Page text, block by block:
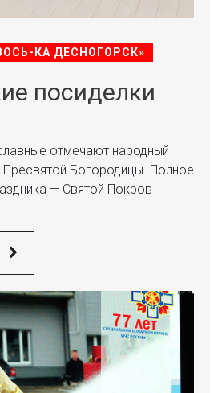
КА ДЕСНОГОРСК»
посиделки
отмечают народный
Пресвятой Богородицы. Полное
— Святой Покров